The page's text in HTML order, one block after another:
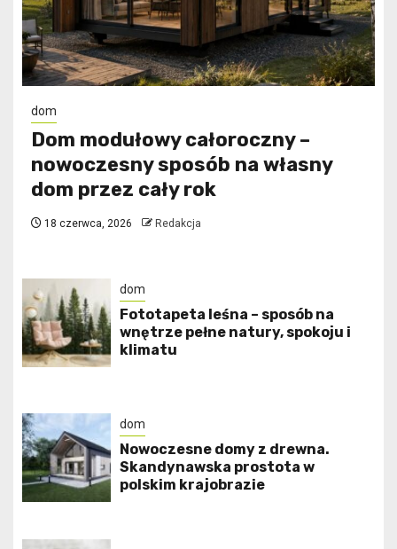
dom
Dom modułowy całoroczny –
nowoczesny sposób na własny
dom przez cały rok
18 czerwca, 2026 Redakcja
dom
​Fototapeta leśna – sposób na
wnętrze pełne natury, spokoju i
klimatu
dom
Nowoczesne domy z drewna.
Skandynawska prostota w
polskim krajobrazie